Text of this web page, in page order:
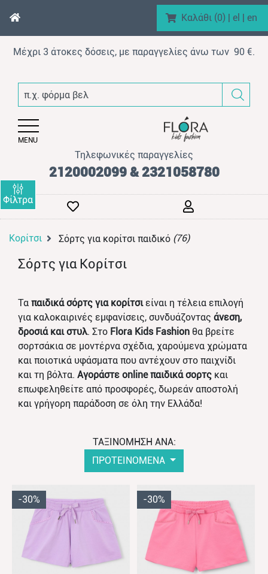
Καλάθι (0) | el | en
(Κορίτσι)
(Βρεφικό)
(AΞEΣOYAP)
(Brand)
(Προϊόντα)
Μέχρι 3 άτοκες δόσεις, με παραγγελίες άνω των 90 €.
π.χ. φόρμα βελουτέ
MENU
Τηλεφωνικές παραγγελίες
2120002099 & 2321058780
Κορίτσι Σόρτς για κορίτσι παιδικό (76)
Φίλτρα
Σόρτς για Κορίτσι
Τα παιδικά σόρτς για κορίτσιείναι η τέλεια επιλογή
για καλοκαιρινές εμφανίσεις, συνδυάζοντας άνεση,
δροσιά και στυλ. Στο Flora Kids Fashion θα βρείτε
σορτσάκια σε μοντέρνα σχέδια, χαρούμενα χρώματα
και ποιοτικά υφάσματα που αντέχουν στο παιχνίδι
και τη βόλτα. Αγοράστε online παιδικά σορτς και
επωφεληθείτε από προσφορές, δωρεάν αποστολή
και γρήγορη παράδοση σε όλη την Ελλάδα!
ΤΑΞΙΝΟΜΗΣΗ ΑΝΑ:
ΠΡΟΤΕΙΝΟΜΕΝΑ
-30% -30%